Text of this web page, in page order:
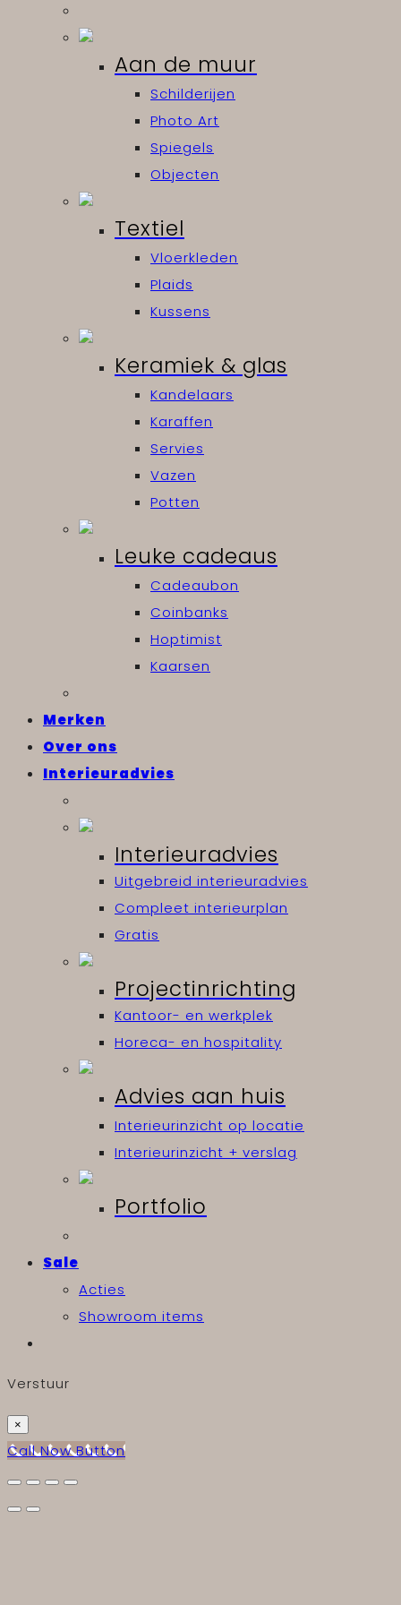
Aan de muur
Schilderijen
Photo Art
Spiegels
Objecten
Textiel
Vloerkleden
Plaids
Kussens
Keramiek & glas
Kandelaars
Karaffen
Servies
Vazen
Potten
Leuke cadeaus
Cadeaubon
Coinbanks
Hoptimist
Kaarsen
Merken
Over ons
Interieuradvies
Interieuradvies
Uitgebreid interieuradvies
Compleet interieurplan
Gratis
Projectinrichting
Kantoor- en werkplek
Horeca- en hospitality
Advies aan huis
Interieurinzicht op locatie
Interieurinzicht + verslag
Portfolio
Sale
Acties
Showroom items
Verstuur
×
Call Now Button